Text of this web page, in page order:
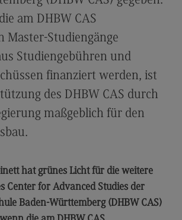
Management
Management
in der Sozialen Arbeit
in der Sozialen Arbeit
am DHBW CAS
Master-Studiengänge
Studiengebühren und
finanziert werden, ist
des DHBW CAS durch
maßgeblich für den
hat grünes Licht für die weitere
Center for Advanced Studies der
Baden-Württemberg (DHBW CAS)